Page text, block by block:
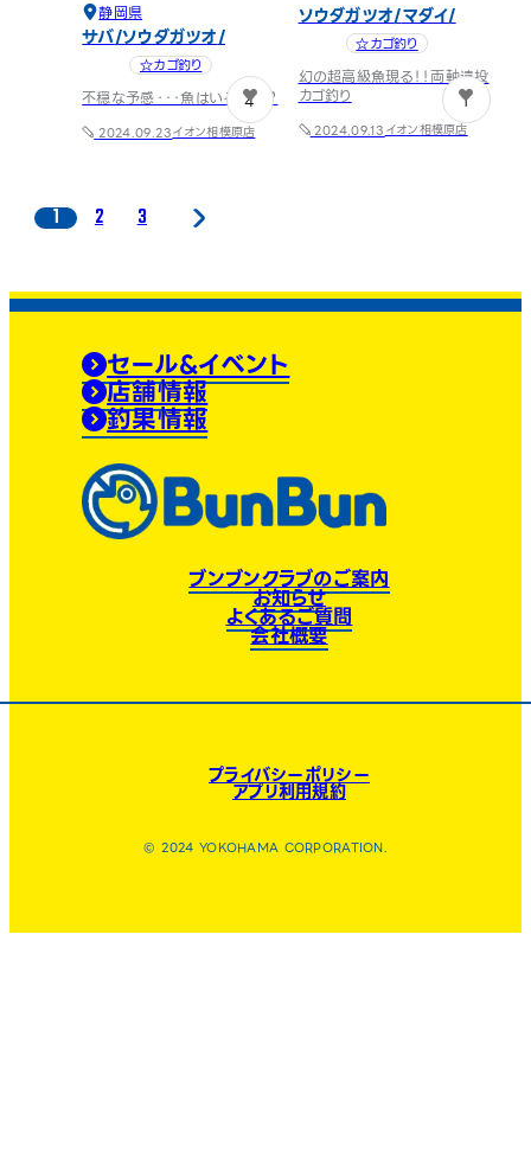
静岡県
サバ ソウダガツオ
☆カゴ釣り
不穏な予感・・・魚はいるのか？
2024.09.23イオン相模原店
4
ソウダガツオ マダイ
☆カゴ釣り
幻の超高級魚現る！！両軸遠投
カゴ釣り
2024.09.13イオン相模原店
1
1 2 3
セール&イベント
店舗情報
釣果情報
ブンブンクラブのご案内
お知らせ
よくあるご質問
会社概要
プライバシーポリシー
アプリ利用規約
© 2024 YOKOHAMA CORPORATION.